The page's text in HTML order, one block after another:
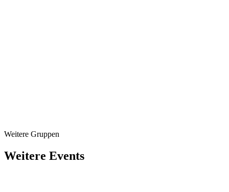
02 79 023 032
Weitere Gruppen
Weitere Events